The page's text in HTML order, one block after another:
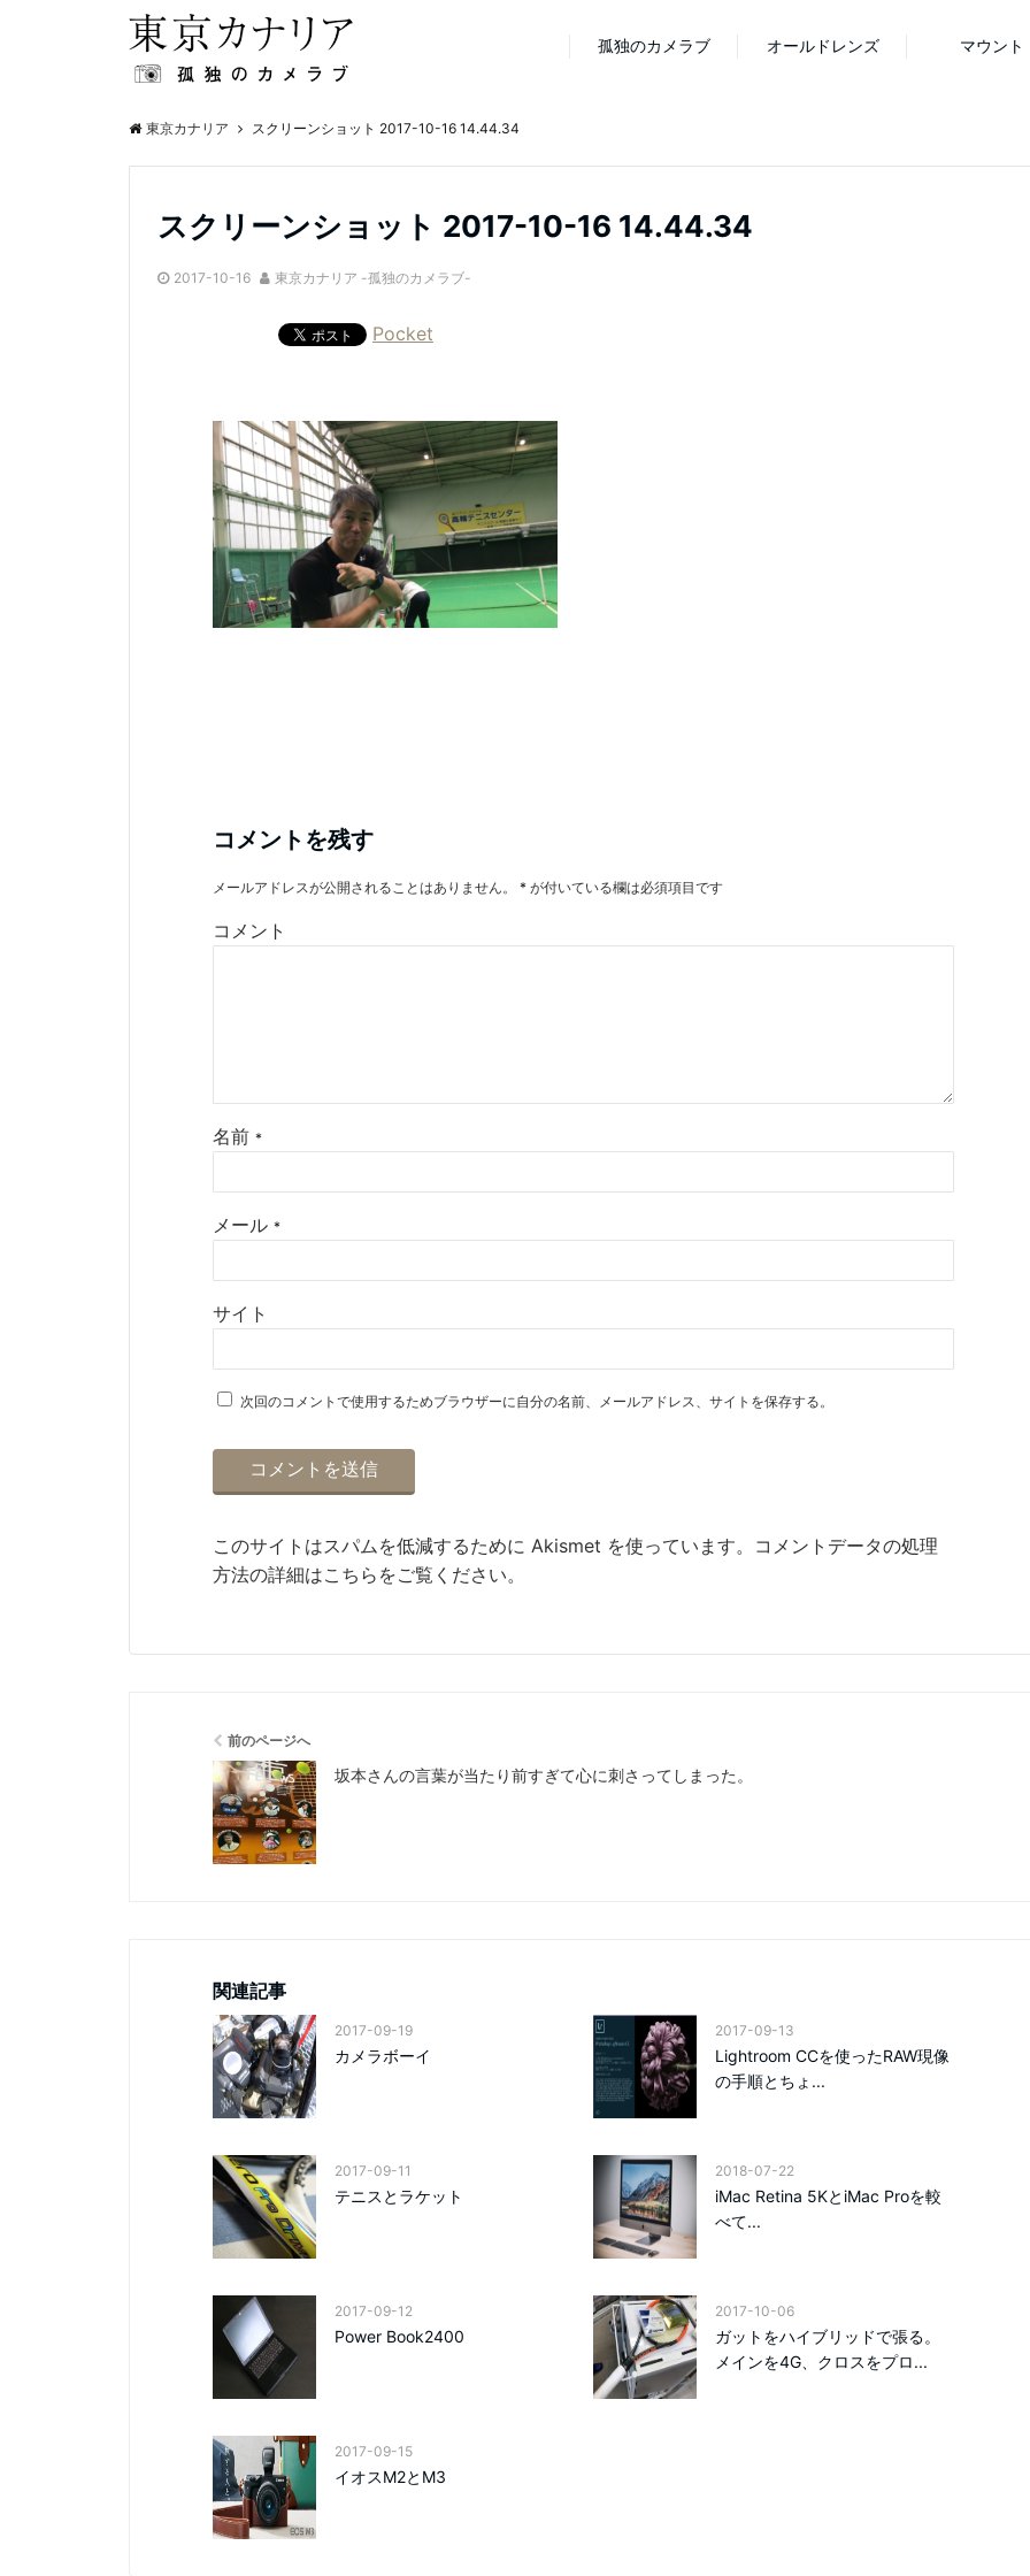
孤独のカメラブ オールドレンズ マウント
東京カナリア スクリーンショット 2017-10-16 14.44.34
スクリーンショット 2017-10-16 14.44.34
2017-10-16 東京カナリア -孤独のカメラブ-
Pocket
コメントを残す
メールアドレスが公開されることはありません。 * が付いている欄は必須項目です
コメント
名前 *
メール *
サイト
次回のコメントで使用するためブラウザーに自分の名前、メールアドレス、サイトを保存する。
このサイトはスパムを低減するために Akismet を使っています。 コメントデータの処理
方法の詳細はこちらをご覧ください。
前のページへ
坂本さんの言葉が当たり前すぎて心に刺さってしまった。
関連記事
2017-09-19
カメラボーイ
2017-09-13
Lightroom CCを使ったRAW現像
の手順とちょ...
2017-09-11
テニスとラケット
2018-07-22
iMac Retina 5KとiMac Proを較
べて...
2017-09-12
Power Book2400
2017-10-06
ガットをハイブリッドで張る。
メインを4G、クロスをプロ...
2017-09-15
イオスM2とM3